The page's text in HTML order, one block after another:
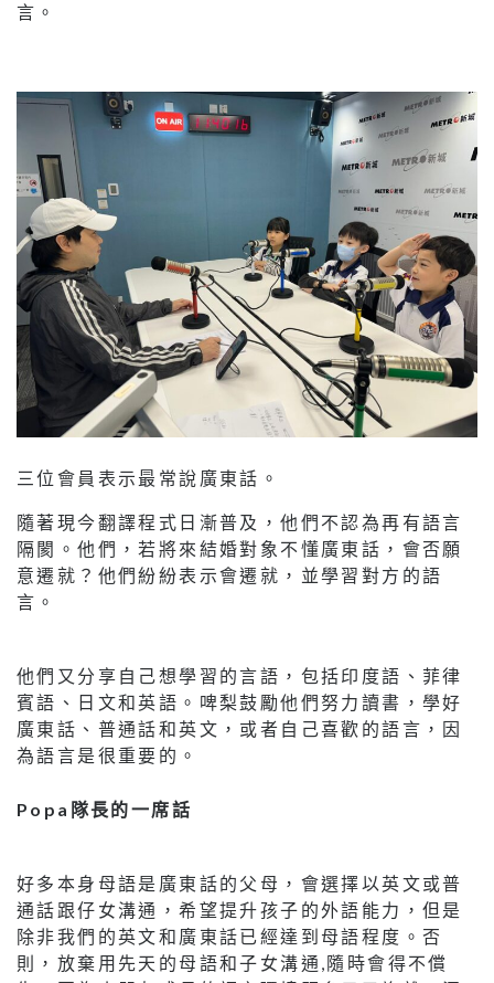
言。
三位會員表示最常說廣東話。
隨著現今翻譯程式日漸普及，他們不認為再有語言
隔閡。他們，若將來結婚對象不懂廣東話，會否願
意遷就？他們紛紛表示會遷就，並學習對方的語
言。
他們又分享自己想學習的言語，包括印度語、菲律
賓語、日文和英語。啤梨鼓勵他們努力讀書，學好
廣東話、普通話和英文，或者自己喜歡的語言，因
為語言是很重要的。
Popa 隊長的一席話
好多本身母語是廣東話的父母，會選擇以英文或普
通話跟仔女溝通，希望提升孩子的外語能力，但是
除非我們的英文和廣東話已經達到母語程度。否
則，放棄用先天的母語和子女溝通,隨時會得不償